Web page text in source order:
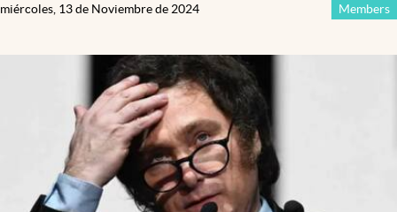
Members
miércoles, 13 de Noviembre de 2024